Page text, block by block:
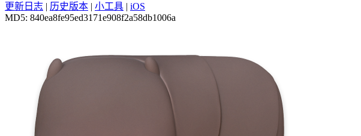
更新日志 | 历史版本 | 小工具 | iOS
MD5: 840ea8fe95ed3171e908f2a58db1006a